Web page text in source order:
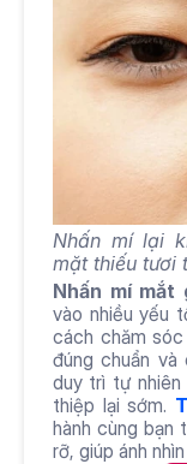
Nhấn mí lại
mặt thiếu tươi
Nhấn mí mắt
vào nhiều yếu
cách chăm
đúng chuẩn
duy trì tự nhiên
thiệp lại sớm.
hành cùng bạn
rỡ, giúp ánh